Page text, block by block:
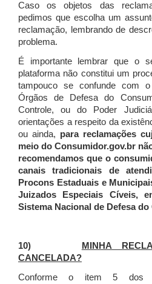
Caso os objetos das
pedimos que escolha um
reclamação, lembrando de
problema.
É importante lembrar que o
plataforma não constitui um
tampouco se confunde com
Órgãos de Defesa do
Controle, ou do Poder
orientações a respeito da
ou ainda, para reclamações
meio do Consumidor.gov.br
recomendamos que o
canais tradicionais de
Procons Estaduais e
Juizados Especiais Cíveis,
Sistema Nacional de Defesa
10)
MINHA
CANCELADA?
Conforme o item 5 dos